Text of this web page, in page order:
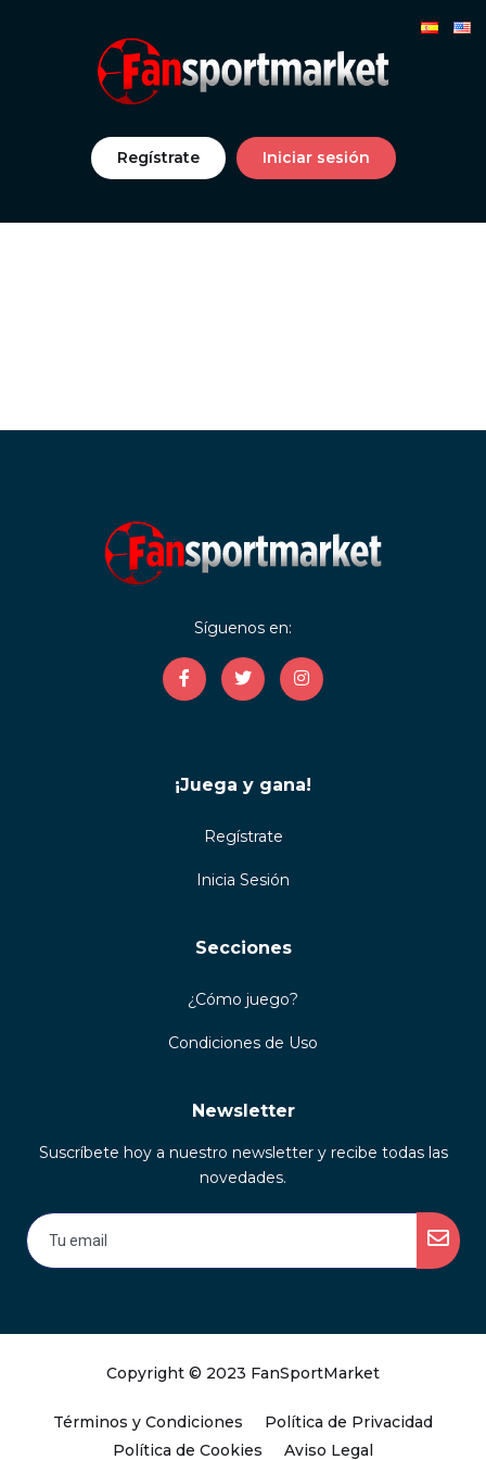
Regístrate Iniciar sesión
Síguenos en:
¡Juega y gana!
Regístrate
Inicia Sesión
Secciones
¿Cómo juego?
Condiciones de Uso
Newsletter
Suscríbete hoy a nuestro newsletter y recibe todas las
novedades.
Copyright © 2023 FanSportMarket
Términos y Condiciones
Política de Privacidad
Política de Cookies
Aviso Legal